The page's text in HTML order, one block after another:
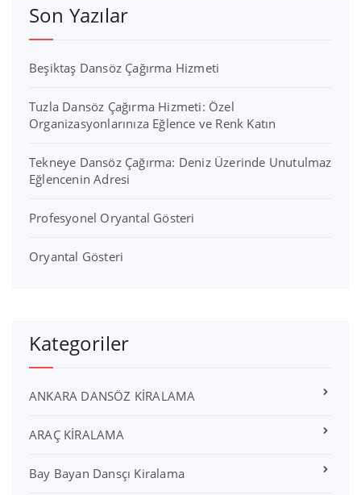
Son Yazılar
Beşiktaş Dansöz Çağırma Hizmeti
Tuzla Dansöz Çağırma Hizmeti: Özel
Organizasyonlarınıza Eğlence ve Renk Katın
Tekneye Dansöz Çağırma: Deniz Üzerinde Unutulmaz
Eğlencenin Adresi
Profesyonel Oryantal Gösteri
Oryantal Gösteri
Kategoriler
ANKARA DANSÖZ KİRALAMA
ARAÇ KİRALAMA
Bay Bayan Dansçı Kiralama